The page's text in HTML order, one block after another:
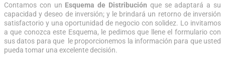
Contamos con un Esquema de Distribución que se adaptará a su
capacidad y deseo de inversión; y le brindará un retorno de inversión
satisfactorio y una oportunidad de negocio con solidez. Lo invitamos
a que conozca este Esquema, le pedimos que llene el formulario con
sus datos para que le proporcionemos la información para que usted
pueda tomar una excelente decisión.